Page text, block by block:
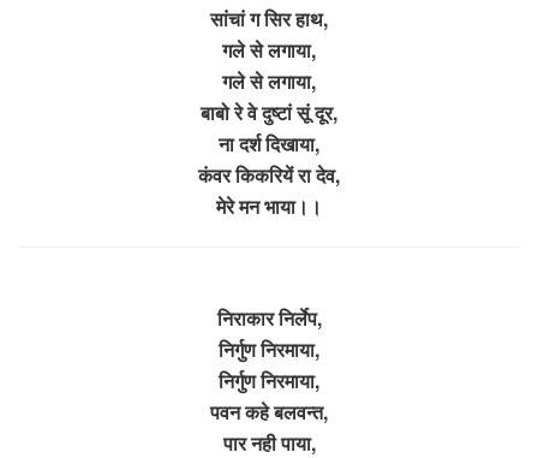
सांचां ग सिर हाथ,
गले से लगाया,
गले से लगाया,
बाबो रे वे दुष्टां सूं दूर,
ना दर्श दिखाया,
कंवर किकरियें रा देव,
मेरे मन भाया।।
निराकार निर्लेप,
निर्गुण निरमाया,
निर्गुण निरमाया,
पवन कहे बलवन्त,
पार नही पाया,